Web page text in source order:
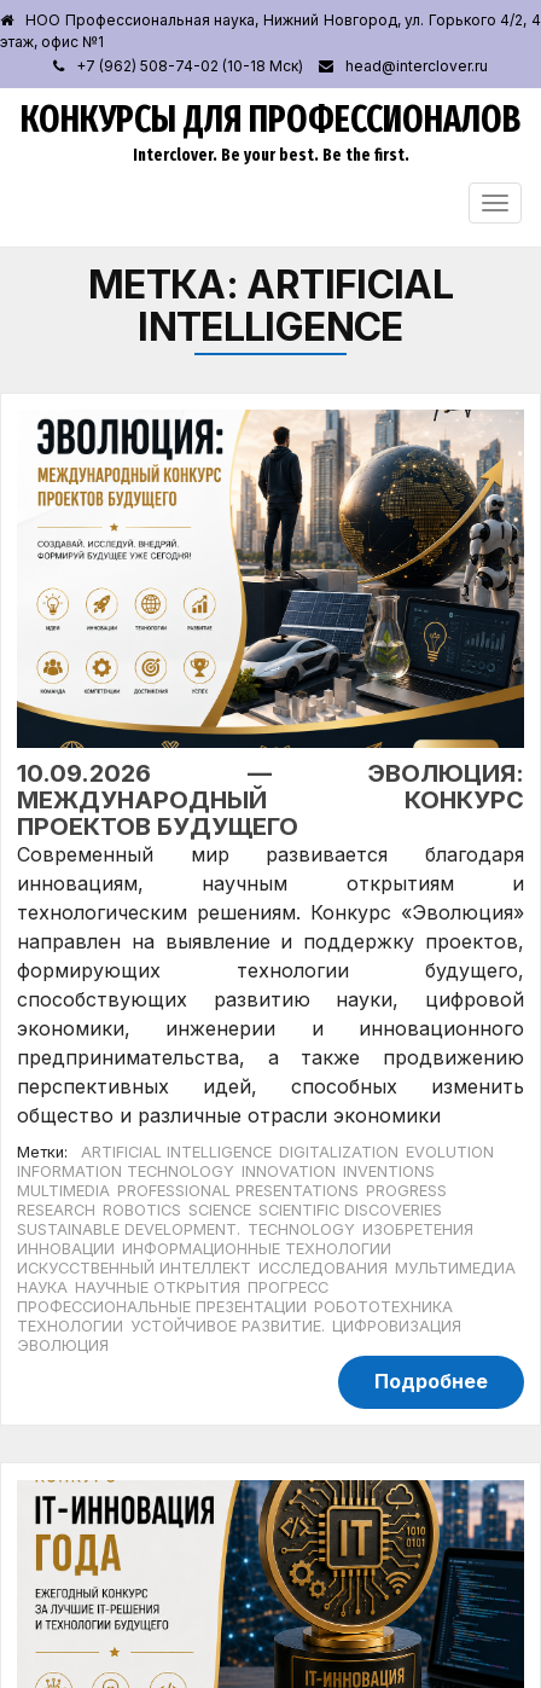
НОО Профессиональная наука, Нижний Новгород, ул. Горького 4/2, 4
этаж, офис №1
+7 (962) 508-74-02 (10-18 Мск)
head@interclover.ru
КОНКУРСЫ ДЛЯ ПРОФЕССИОНАЛОВ
Interclover. Be your best. Be the first.
МЕТКА: ARTIFICIAL
INTELLIGENCE
10.09.2026 — ЭВОЛЮЦИЯ:
МЕЖДУНАРОДНЫЙ КОНКУРС
ПРОЕКТОВ БУДУЩЕГО
Современный мир развивается благодаря
инновациям, научным открытиям и
технологическим решениям. Конкурс «Эволюция»
направлен на выявление и поддержку проектов,
формирующих технологии будущего,
способствующих развитию науки, цифровой
экономики, инженерии и инновационного
предпринимательства, а также продвижению
перспективных идей, способных изменить
общество и различные отрасли экономики
Метки: ARTIFICIAL INTELLIGENCE DIGITALIZATION EVOLUTION
INFORMATION TECHNOLOGY INNOVATION INVENTIONS
MULTIMEDIA PROFESSIONAL PRESENTATIONS PROGRESS
RESEARCH ROBOTICS SCIENCE SCIENTIFIC DISCOVERIES
SUSTAINABLE DEVELOPMENT. TECHNOLOGY ИЗОБРЕТЕНИЯ
ИННОВАЦИИ ИНФОРМАЦИОННЫЕ ТЕХНОЛОГИИ
ИСКУССТВЕННЫЙ ИНТЕЛЛЕКТ ИССЛЕДОВАНИЯ МУЛЬТИМЕДИА
НАУКА НАУЧНЫЕ ОТКРЫТИЯ ПРОГРЕСС
ПРОФЕССИОНАЛЬНЫЕ ПРЕЗЕНТАЦИИ РОБОТОТЕХНИКА
ТЕХНОЛОГИИ УСТОЙЧИВОЕ РАЗВИТИЕ. ЦИФРОВИЗАЦИЯ
ЭВОЛЮЦИЯ
Подробнее